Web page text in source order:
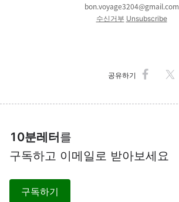
bon.voyage3204@gmail.com
수신거부 Unsubscribe
공유하기
10분레터를
구독하고 이메일로 받아보세요
구독하기